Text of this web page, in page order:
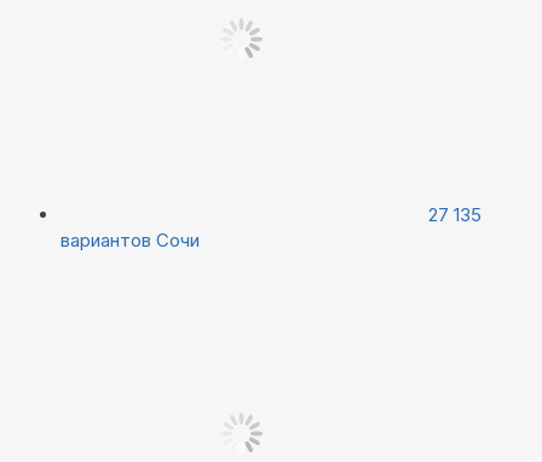
27 135
вариантов Сочи